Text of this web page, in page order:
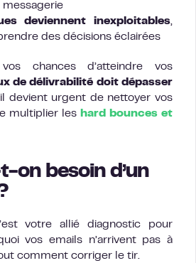
messagerie
deviennent inexploitables,
des décisions éclairées
chances d’atteindre vos
de délivrabilité doit dépasser
devient urgent de nettoyer vos
multiplier les hard bounces et
on besoin d’un
votre allié diagnostic pour
vos emails n’arrivent pas à
comment corriger le tir.